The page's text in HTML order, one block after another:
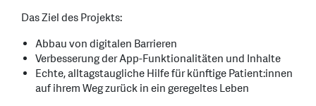
Das Ziel des Projekts:
Abbau von digitalen Barrieren
Verbesserung der App-Funktionalitäten und Inhalte
Echte, alltagstaugliche Hilfe für künftige Patient:innen
auf ihrem Weg zurück in ein geregeltes Leben